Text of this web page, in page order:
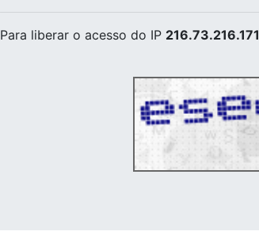
Para liberar o acesso do IP 216.73.216.171